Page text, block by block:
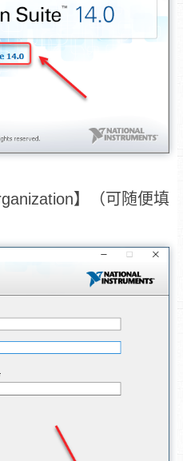
】（可随便填